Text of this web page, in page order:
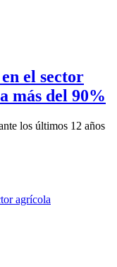
el sector
más del 90%
los últimos 12 años